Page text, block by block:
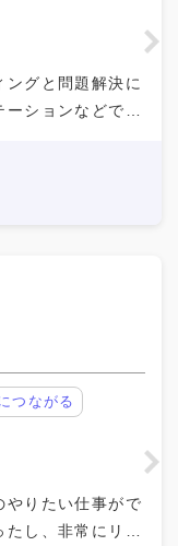
グと問題解決に
ションなどであ
の選定が洗練さ
つながる
やりたい仕事がで
し、非常にリス